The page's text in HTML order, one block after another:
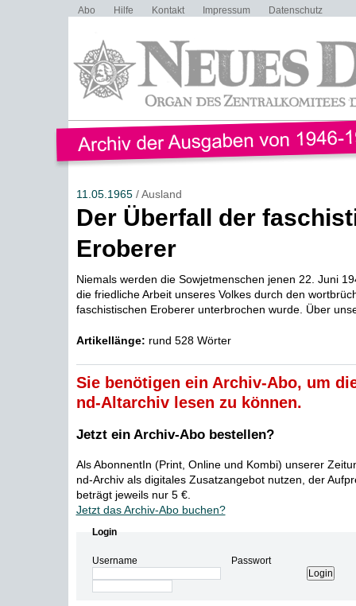
Abo Hilfe Kontakt Impressum Datenschutz
11.05.1965/ Ausland
Der Überfall der
Eroberer
Niemals werden die Sowjetmenschen jenen 22. Juni
die friedliche Arbeit unseres Volkes durch den
faschistischen Eroberer unterbrochen wurde. Über
Artikellänge: rund 528 Wörter
Sie benötigen ein Archiv-Abo, um
nd-Altarchiv lesen zu können.
Jetzt ein Archiv-Abo bestellen?
Als AbonnentIn (Print, Online und Kombi) unserer
nd-Archiv als digitales Zusatzangebot nutzen, der
beträgt jeweils nur 5 €.
Jetzt das Archiv-Abo buchen?
Login
Username Passwort